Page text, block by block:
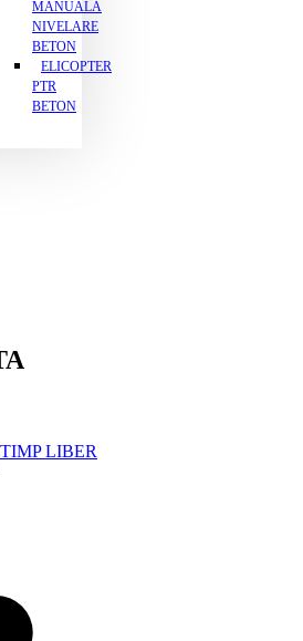
MANUALA
NIVELARE
BETON
ELICOPTER
PTR
BETON
LIBER